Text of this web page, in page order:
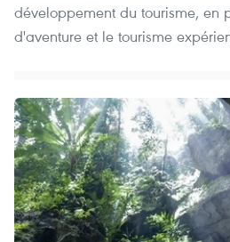
développement du tourisme, en
d'aventure et le tourisme